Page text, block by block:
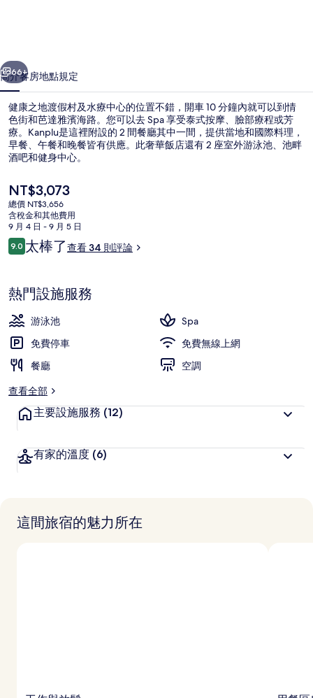
及
水
療
中
心
的
相
片
集
個 下一個
66+
簡介客房地點規定
健康之地渡假村及水療中心的位置不錯，開車 10 分鐘內就可以到情
色街和芭達雅濱海路。您可以去 Spa 享受泰式按摩、臉部療程或芳
療。Kanplu是這裡附設的 2 間餐廳其中一間，提供當地和國際料理，
早餐、午餐和晚餐皆有供應。此奢華飯店還有 2 座室外游泳池、池畔
酒吧和健身中心。
目
前
的
價
格
是
NT$3,073
總價 NT$3,656
含稅金和其他費用
9 月 4 日 - 9 月 5 日
評
論
9.09.0 分，滿分 10 分，
太棒了查看 34 則評論
熱門設施服務
游泳池
Spa
免費停車
免費無線上網
餐廳
空調
查看全部
主要設施服務 (12)
有家的溫度 (6)
這間旅宿的魅力所在